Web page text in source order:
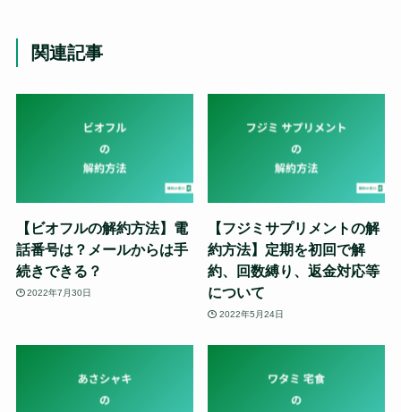
関連記事
【ビオフルの解約方法】電
話番号は？メールからは手
続きできる？
2022年7月30日
【フジミサプリメントの解
約方法】定期を初回で解
約、回数縛り、返金対応等
について
2022年5月24日